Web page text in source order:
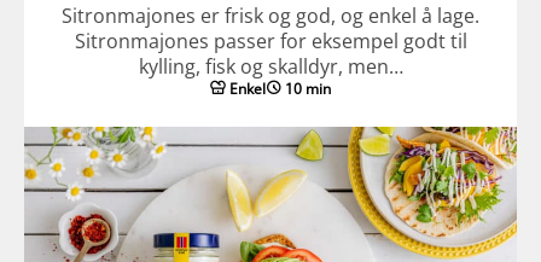
Sitronmajones er frisk og god, og enkel å lage.
Sitronmajones passer for eksempel godt til
kylling, fisk og skalldyr, men…
Enkel 10 min